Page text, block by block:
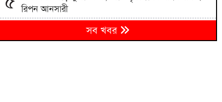
রিপন আনসারী
৬
রাশিয়া থেকে ৩৫ হাজার টন এমওপি সার কিনবে বাংলাদেশ
সরকার
সব খবর